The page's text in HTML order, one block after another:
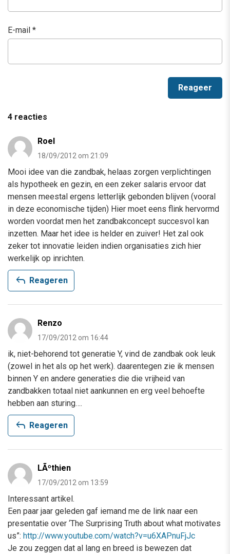
E-mail *
4 reacties
Roel
18/09/2012 om 21:09
Mooi idee van die zandbak, helaas zorgen verplichtingen
als hypotheek en gezin, en een zeker salaris ervoor dat
mensen meestal ergens letterlijk gebonden blijven (vooral
in deze economische tijden) Hier moet eens flink hervormd
worden voordat men het zandbakconcept succesvol kan
inzetten. Maar het idee is helder en zuiver! Het zal ook
zeker tot innovatie leiden indien organisaties zich hier
werkelijk op inrichten.
reply Reageren
Renzo
17/09/2012 om 16:44
ik, niet-behorend tot generatie Y, vind de zandbak ook leuk
(zowel in het als op het werk). daarentegen zie ik mensen
binnen Y en andere generaties die die vrijheid van
zandbakken totaal niet aankunnen en erg veel behoefte
hebben aan sturing….
reply Reageren
LÃºthien
17/09/2012 om 13:59
Interessant artikel.
Een paar jaar geleden gaf iemand me de link naar een
presentatie over ‘The Surprising Truth about what motivates
us”: http://www.youtube.com/watch?v=u6XAPnuFjJc
Je zou zeggen dat al lang en breed is bewezen dat